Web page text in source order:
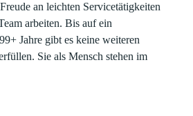
an leichten Servicetätigkeiten
arbeiten. Bis auf ein
Jahre gibt es keine weiteren
Sie als Mensch stehen im